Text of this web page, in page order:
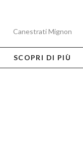
Canestrati Mignon
SCOPRI DI PIÙ